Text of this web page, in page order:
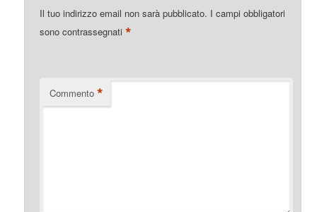
Il tuo indirizzo email non sarà pubblicato. I campi obbligatori
sono contrassegnati*
Commento *